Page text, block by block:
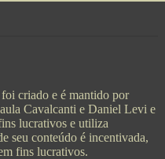
criado e é mantido por
Cavalcanti e Daniel Levi e
lucrativos e utiliza
seu conteúdo é incentivada,
fins lucrativos.